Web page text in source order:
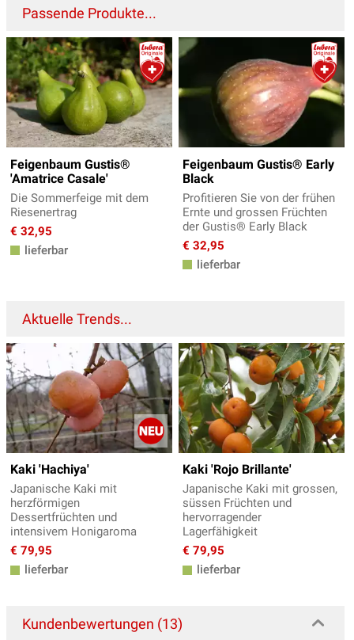
Passende Produkte...
Feigenbaum Gustis®
'Amatrice Casale'
Die Sommerfeige mit dem
Riesenertrag
€ 32,95
lieferbar
Feigenbaum Gustis® Early
Black
Profitieren Sie von der frühen
Ernte und grossen Früchten
der Gustis® Early Black
€ 32,95
lieferbar
Aktuelle Trends...
Kaki 'Hachiya'
Japanische Kaki mit
herzförmigen
Dessertfrüchten und
intensivem Honigaroma
€ 79,95
lieferbar
Kaki 'Rojo Brillante'
Japanische Kaki mit grossen,
süssen Früchten und
hervorragender
Lagerfähigkeit
€ 79,95
lieferbar
Kundenbewertungen (13)